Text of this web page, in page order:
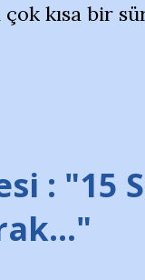
çok kısa bir
ve ürünlerini
: "15